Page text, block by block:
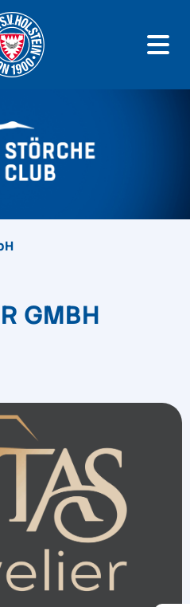
GMBH